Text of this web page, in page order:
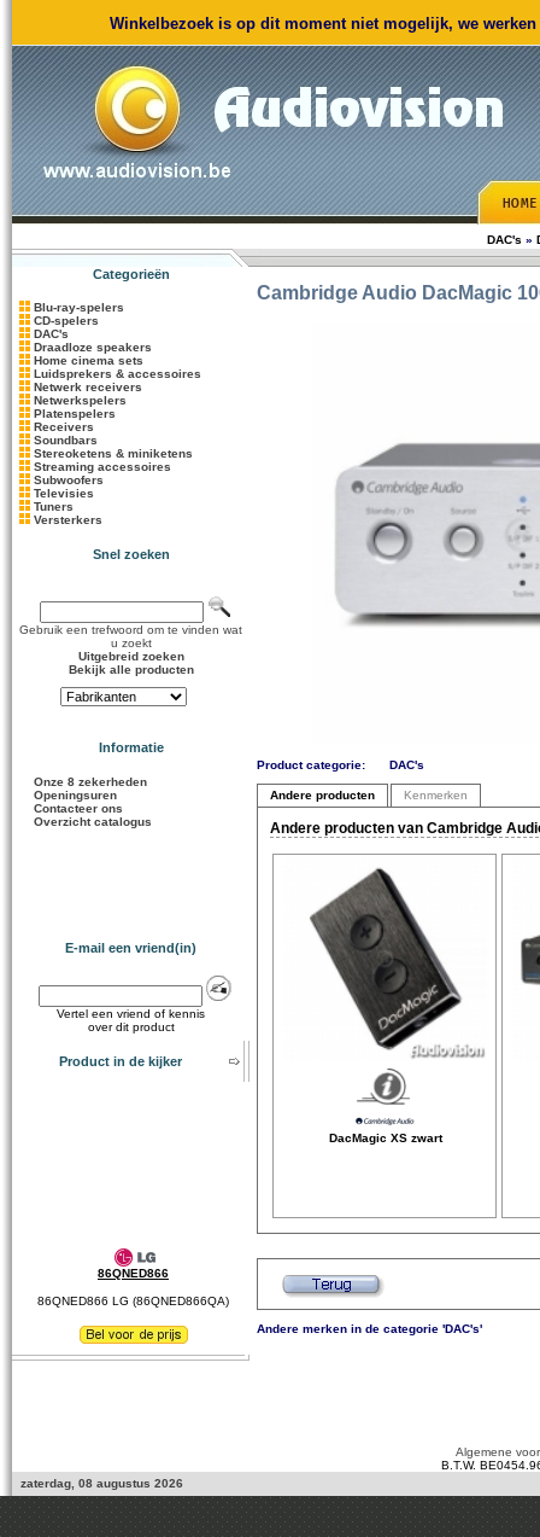
Winkelbezoek is op dit moment niet mogelijk, we
DAC's »
Categorieën
Blu-ray-spelers
CD-spelers
DAC's
Draadloze speakers
Home cinema sets
Luidsprekers & accessoires
Netwerk receivers
Netwerkspelers
Platenspelers
Receivers
Soundbars
Stereoketens & miniketens
Streaming accessoires
Subwoofers
Televisies
Tuners
Versterkers
Snel zoeken
Gebruik een trefwoord om te vinden wat
u zoekt
Uitgebreid zoeken
Bekijk alle producten
Informatie
Onze 8 zekerheden
Openingsuren
Contacteer ons
Overzicht catalogus
E-mail een vriend(in)
Vertel een vriend of kennis
over dit product
Product in de kijker
86QNED866
86QNED866 LG (86QNED866QA)
Cambridge Audio DacMagic
Product categorie: DAC's
Andere producten Kenmerken
Andere producten van Cambridge
DacMagic XS zwart
Andere merken in de categorie 'DAC's'
Algemene
B.T.W.
zaterdag, 08 augustus 2026